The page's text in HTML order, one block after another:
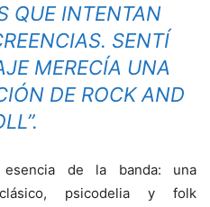
QUE INTENTAN
SENTÍ
MERECÍA UNA
DE ROCK AND
de la banda: una
psicodelia y folk